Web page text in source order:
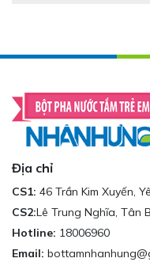
Địa chỉ
CS1: 46 Trần Kim Xuyến,
CS2:Lê Trung Nghĩa, Tân
Hotline: 18006960
Email: